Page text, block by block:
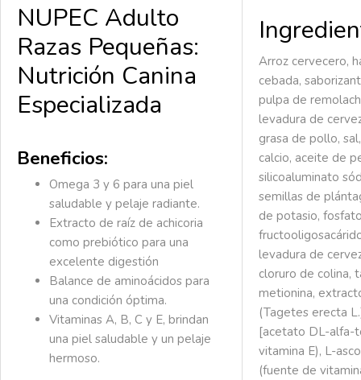
NUPEC Adulto
Razas Pequeñas:
Nutrición Canina
Especializada
Beneficios:
Omega 3 y 6 para una piel
saludable y pelaje radiante.
Extracto de raíz de achicoria
como prebiótico para una
excelente digestión
Balance de aminoácidos para
una condición óptima.
Vitaminas A, B, C y E, brindan
una piel saludable y un pelaje
hermoso.
Arroz cervecero,
cebada,
pulpa de
levadura de
grasa de pollo,
calcio, aceite de
silicoaluminato
semillas de
de potasio,
levadura de
cloruro de colina,
metionina,
(Tagetes erecta
[acetato DL-alfa-
vitamina E), L-
(fuente de